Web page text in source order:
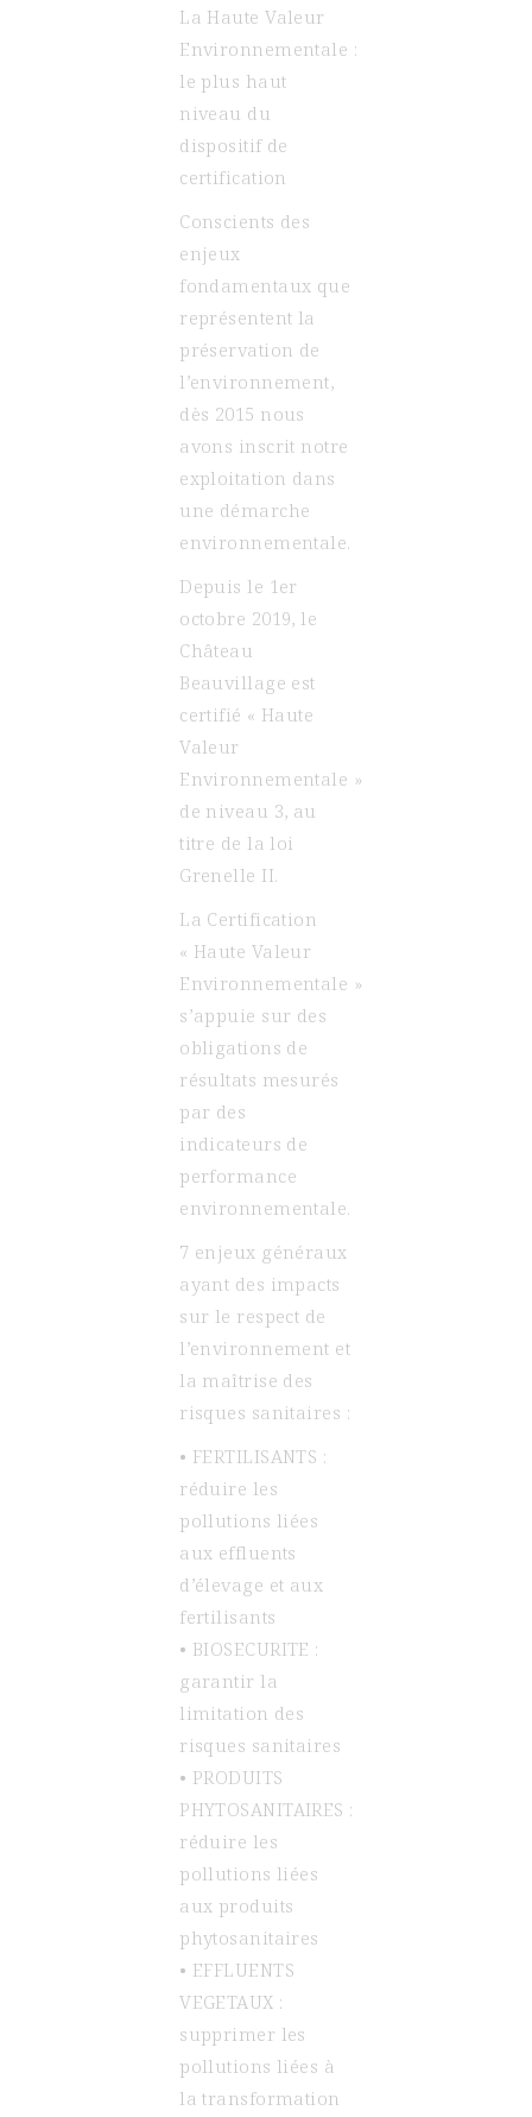
La Haute Valeur
Environnementale :
le plus haut
niveau du
dispositif de
certification
Conscients des
enjeux
fondamentaux que
représentent la
préservation de
l’environnement,
dès 2015 nous
avons inscrit notre
exploitation dans
une démarche
environnementale.
Depuis le 1er
octobre 2019, le
Château
Beauvillage est
certifié « Haute
Valeur
Environnementale »
de niveau 3, au
titre de la loi
Grenelle II.
La Certification
« Haute Valeur
Environnementale »
s’appuie sur des
obligations de
résultats mesurés
par des
indicateurs de
performance
environnementale.
7 enjeux généraux
ayant des impacts
sur le respect de
l’environnement et
la maîtrise des
risques sanitaires :
• FERTILISANTS :
réduire les
pollutions liées
aux effluents
d’élevage et aux
fertilisants
• BIOSECURITE :
garantir la
limitation des
risques sanitaires
• PRODUITS
PHYTOSANITAIRES :
réduire les
pollutions liées
aux produits
phytosanitaires
• EFFLUENTS
VEGETAUX :
supprimer les
pollutions liées à
la transformation